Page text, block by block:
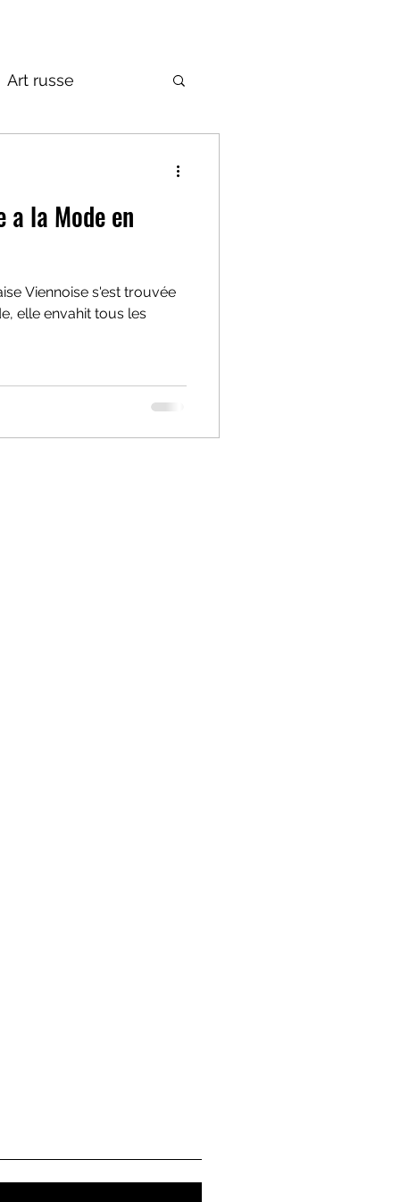
Art russe
a la Mode en
Viennoise s'est trouvée
elle envahit tous les